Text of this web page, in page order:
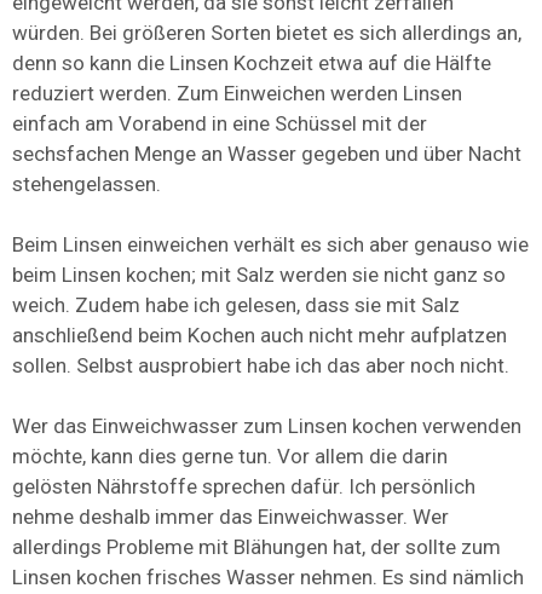
würden. Bei größeren Sorten bietet es sich allerdings an,
denn so kann die Linsen Kochzeit etwa auf die Hälfte
reduziert werden. Zum Einweichen werden Linsen
einfach am Vorabend in eine Schüssel mit der
sechsfachen Menge an Wasser gegeben und über Nacht
stehengelassen.
Beim Linsen einweichen verhält es sich aber genauso wie
beim Linsen kochen; mit Salz werden sie nicht ganz so
weich. Zudem habe ich gelesen, dass sie mit Salz
anschließend beim Kochen auch nicht mehr aufplatzen
sollen. Selbst ausprobiert habe ich das aber noch nicht.
Wer das Einweichwasser zum Linsen kochen verwenden
möchte, kann dies gerne tun. Vor allem die darin
gelösten Nährstoffe sprechen dafür. Ich persönlich
nehme deshalb immer das Einweichwasser. Wer
allerdings Probleme mit Blähungen hat, der sollte zum
Linsen kochen frisches Wasser nehmen. Es sind nämlich